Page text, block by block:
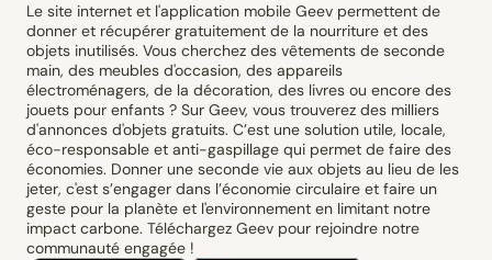
Le site internet et l'application mobile Geev permettent de
donner et récupérer gratuitement de la nourriture et des
objets inutilisés. Vous cherchez des vêtements de seconde
main, des meubles d'occasion, des appareils
électroménagers, de la décoration, des livres ou encore des
jouets pour enfants ? Sur Geev, vous trouverez des milliers
d'annonces d'objets gratuits. C’est une solution utile, locale,
éco-responsable et anti-gaspillage qui permet de faire des
économies. Donner une seconde vie aux objets au lieu de les
jeter, c'est s’engager dans l’économie circulaire et faire un
geste pour la planète et l'environnement en limitant notre
impact carbone. Téléchargez Geev pour rejoindre notre
communauté engagée !